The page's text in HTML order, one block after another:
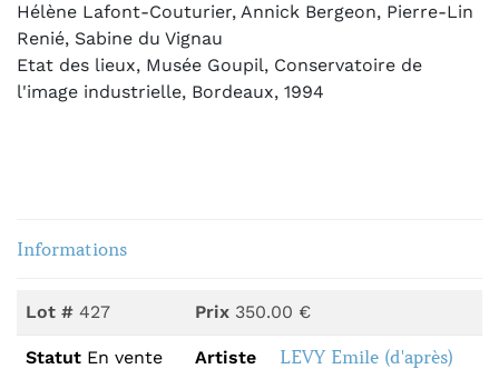
Hélène Lafont-Couturier, Annick Bergeon, Pierre-Lin
Renié, Sabine du Vignau
Etat des lieux, Musée Goupil, Conservatoire de
l'image industrielle, Bordeaux, 1994
Informations
Lot # 427 Prix 350.00 €
Statut En vente Artiste LEVY Emile (d'après)